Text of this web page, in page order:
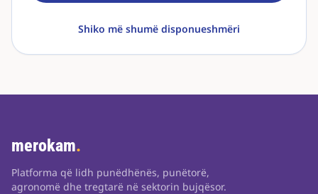
Shiko më shumë disponueshmëri
merokam.
Platforma që lidh punëdhënës, punëtorë,
agronomë dhe tregtarë në sektorin bujqësor.